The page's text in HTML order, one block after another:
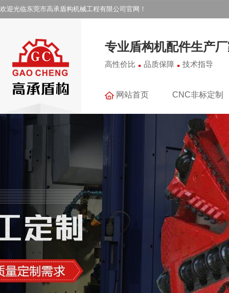
欢迎光临东莞市高承盾构机械工程有限公司官网！
专业盾构机配件生产
高性价比 . 品质保障 . 技术指导
网站首页 CNC非标定制